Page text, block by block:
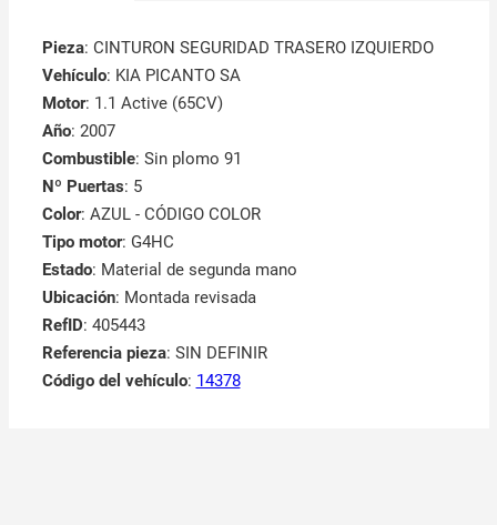
Pieza: CINTURON SEGURIDAD TRASERO IZQUIERDO
Vehículo: KIA PICANTO SA
Motor: 1.1 Active (65CV)
Año: 2007
Combustible: Sin plomo 91
Nº Puertas: 5
Color: AZUL - CÓDIGO COLOR
Tipo motor: G4HC
Estado: Material de segunda mano
Ubicación: Montada revisada
RefID: 405443
Referencia pieza: SIN DEFINIR
Código del vehículo: 14378